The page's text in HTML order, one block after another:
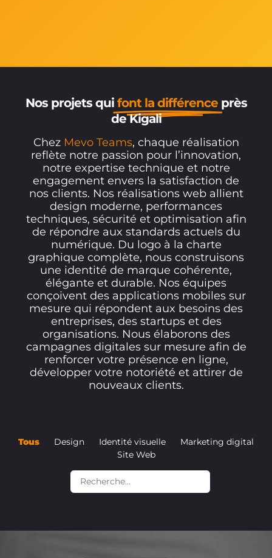
Nos projets qui font la différence près
de Kigali
Chez Mevo Teams, chaque réalisation
reflète notre passion pour l’innovation,
notre expertise technique et notre
engagement envers la satisfaction de
nos clients. Nos réalisations web allient
design moderne, performances
techniques, sécurité et optimisation afin
de répondre aux standards actuels du
numérique. Du logo à la charte
graphique complète, nous construisons
une identité de marque cohérente,
élégante et durable. Nos équipes
conçoivent des applications mobiles sur
mesure qui répondent aux besoins des
entreprises, des startups et des
organisations. Nous élaborons des
campagnes digitales sur mesure afin de
renforcer votre présence en ligne,
développer votre notoriété et attirer de
nouveaux clients.
Tous Design Identité visuelle
Marketing digital
Site Web